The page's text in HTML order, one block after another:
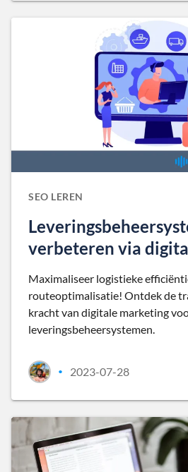
SEO LEREN
verbeteren via
Maximaliseer logistieke
routeoptimalisatie! Ontdek de
kracht van digitale marketing
leveringsbeheersystemen.
• 2023-07-28